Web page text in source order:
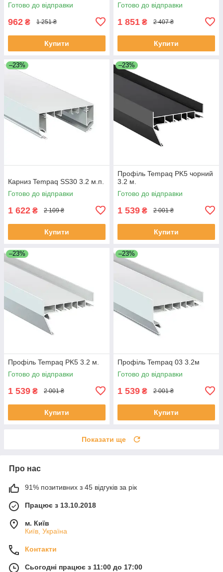
Готово до відправки
962 ₴ 1 251 ₴
Купити
Готово до відправки
1 851 ₴ 2 407 ₴
Купити
–23%
Карниз Tempaq SS30 3.2 м.п.
Готово до відправки
1 622 ₴ 2 109 ₴
Купити
–23%
Профіль Tempaq PK5 чорний
3.2 м.
Готово до відправки
1 539 ₴ 2 001 ₴
Купити
–23%
Профіль Tempaq PK5 3.2 м.
Готово до відправки
1 539 ₴ 2 001 ₴
Купити
–23%
Профіль Tempaq 03 3.2м
Готово до відправки
1 539 ₴ 2 001 ₴
Купити
Показати ще
Про нас
91% позитивних з 45 відгуків за рік
Працює з 13.10.2018
м. Київ
Київ, Україна
Контакти
Сьогодні працює з 11:00 до 17:00